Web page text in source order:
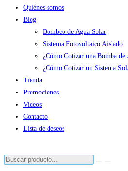
Quiénes somos
Blog
Bombeo de Agua Solar
Sistema Fotovoltaico Aislado
¿Cómo Cotizar una Bomba
¿Cómo Cotizar un Sistema
Tienda
Promociones
Videos
Contacto
Lista de deseos